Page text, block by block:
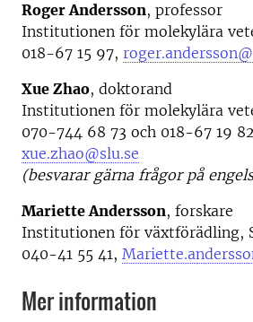
Roger Andersson, professor
Institutionen för molekylära
018-67 15 97,
Xue Zhao, doktorand
Institutionen för molekylära
070-744 68 73 och 018-67 19
xue.zhao@slu.se
(besvarar gärna frågor på
Mariette Andersson, forskare
Institutionen för växtförädling,
040-41 55 41,
Mer information